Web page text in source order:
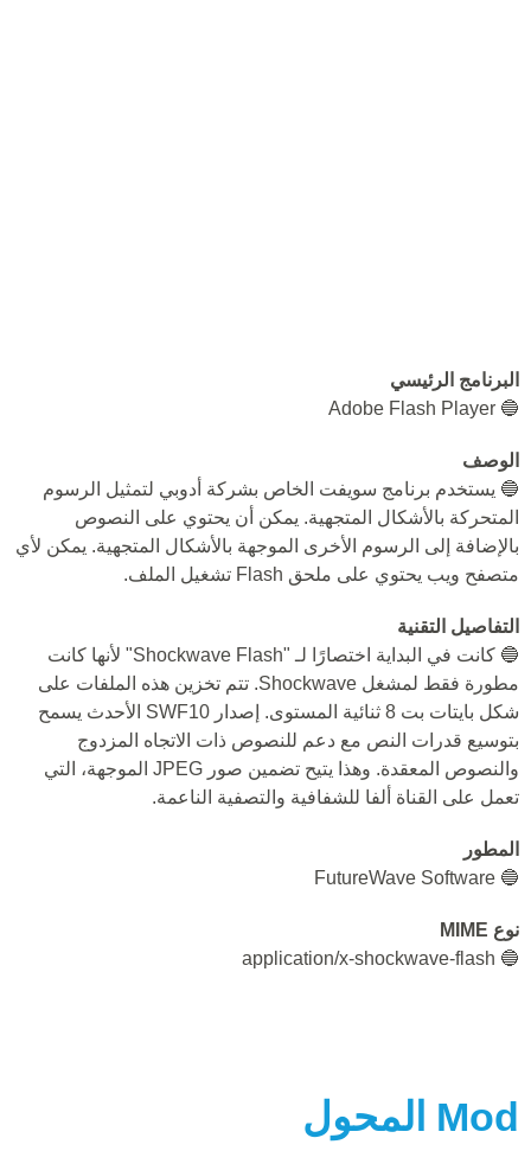
البرنامج الرئيسي
🔵 Adobe Flash Player
الوصف
🔵 يستخدم برنامج سويفت الخاص بشركة أدوبي لتمثيل الرسوم
المتحركة بالأشكال المتجهية. يمكن أن يحتوي على النصوص
بالإضافة إلى الرسوم الأخرى الموجهة بالأشكال المتجهية. يمكن لأي
متصفح ويب يحتوي على ملحق Flash تشغيل الملف.
التفاصيل التقنية
🔵 كانت في البداية اختصارًا لـ "Shockwave Flash" لأنها كانت
مطورة فقط لمشغل Shockwave. تتم تخزين هذه الملفات على
شكل بايتات بت 8 ثنائية المستوى. إصدار SWF10 الأحدث يسمح
بتوسيع قدرات النص مع دعم للنصوص ذات الاتجاه المزدوج
والنصوص المعقدة. وهذا يتيح تضمين صور JPEG الموجهة، التي
تعمل على القناة ألفا للشفافية والتصفية الناعمة.
المطور
🔵 FutureWave Software
نوع MIME
🔵 application/x-shockwave-flash
Mod المحول